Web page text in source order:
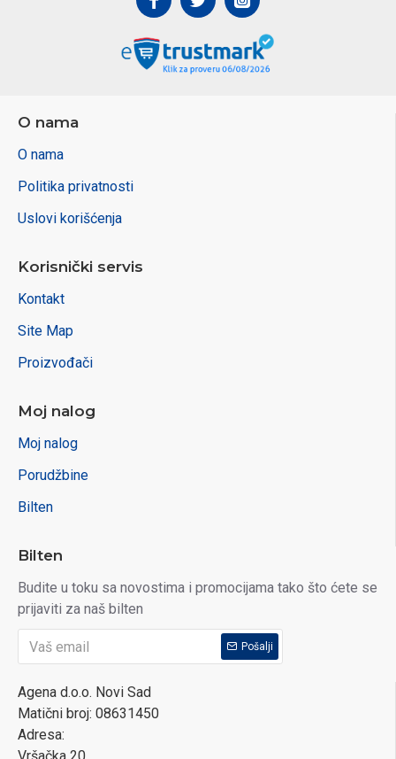
O nama
O nama
Politika privatnosti
Uslovi korišćenja
Korisnički servis
Kontakt
Site Map
Proizvođači
Moj nalog
Moj nalog
Porudžbine
Bilten
Bilten
Budite u toku sa novostima i promocijama tako što ćete se
prijaviti za naš bilten
Pošalji
Agena d.o.o. Novi Sad
Matični broj: 08631450
Adresa: